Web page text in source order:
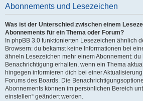
Abonnements und Lesezeichen
Was ist der Unterschied zwischen einem
Abonnements für ein Thema oder Forum?
In phpBB 3.0 funktionierten Lesezeichen ähnlich
Browsern: du bekamst keine Informationen bei
ähneln Lesezeichen mehr einem Abonnement: du
Benachrichtigung erhalten, wenn ein Thema
hingegen informieren dich bei einer
Forums des Boards. Die
Abonnements können im persönlichen Bereich
einstellen“ geändert werden.